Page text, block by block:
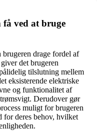
ved at bruge
drage fordel af
det brugeren
tilslutning mellem
eksisterende elektriske
og funktionalitet af
Derudover gør
muligt for brugeren
for deres behov, hvilket